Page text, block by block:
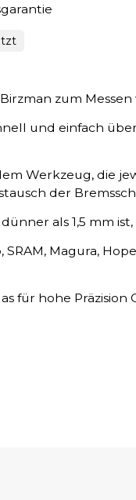
zum
und einfach
Werkzeug, die
der
als 1,5 mm
Magura,
für hohe Präzision